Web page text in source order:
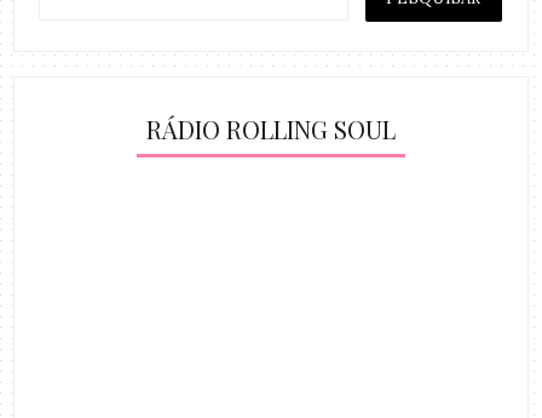
RÁDIO ROLLING SOUL